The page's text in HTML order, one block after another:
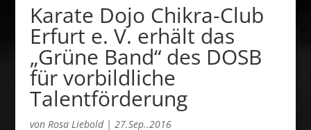
Karate Dojo Chikra-Club
Erfurt e. V. erhält das
„Grüne Band“ des DOSB
für vorbildliche
Talentförderung
von Rosa Liebold| 27.Sep..2016